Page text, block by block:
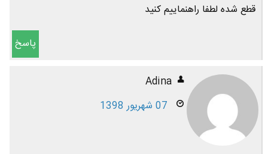
قطع شده لطفا راهنماییم کنید
پاسخ
Adina
07 شهریور 1398